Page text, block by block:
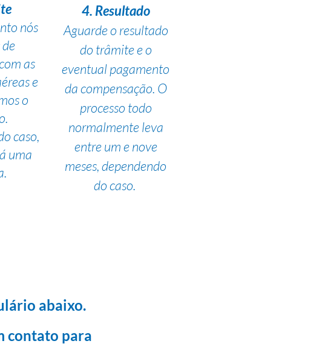
nós
as
e
o
caso,
uma
4. Resultado
Aguarde o resultado
do trâmite e o
eventual pagamento
da compensação. O
processo todo
normalmente leva
entre um e nove
meses, dependendo
do caso.
abaixo.
contato para